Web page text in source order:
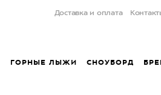
Доставка и оплата
ГОРНЫЕ ЛЫЖИ СНОУБОРД